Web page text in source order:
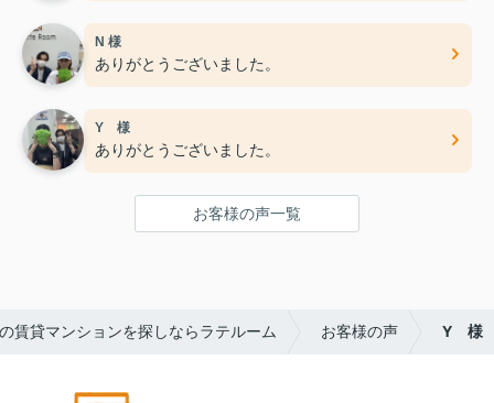
N 様
ありがとうございました。
Y 様
ありがとうございました。
お客様の声一覧
賃貸マンションを探しならラテルーム お客様の声 Y 様